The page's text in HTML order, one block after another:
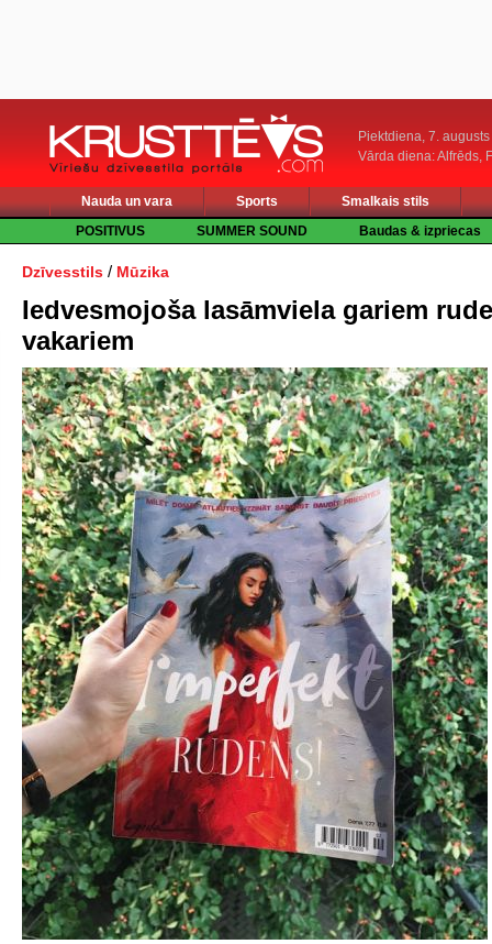
Piektdiena, 7. augusts
Vārda diena: Alfrēds,
Nauda un vara Sports
Smalkais stils
POSITIVUS
SUMMER SOUND Baudas & izpriecas
Dzīvesstils / Mūzika
Iedvesmojoša lasāmviela gariem
vakariem